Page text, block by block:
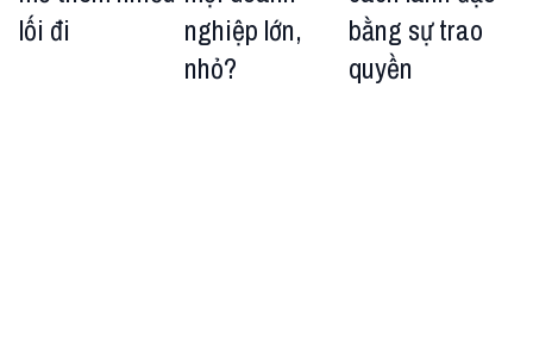
lối đi
nghiệp lớn,
nhỏ?
bằng sự trao
quyền